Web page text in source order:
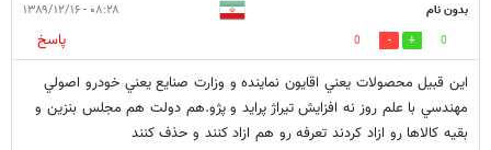
بدون نام ۰۸:۲۸ - ۱۳۸۹/۱۲/۱۶
0
0
پاسخ
اين قبيل محصولات يعني اقايون نماينده و وزارت صنايع يعني خودرو اصولي
مهندسي با علم روز نه افزايش تيراژ پرايد و پژو.هم دولت هم مجلس بنزين و
بقيه كالاها رو ازاد كردند تعرفه رو هم ازاد كنند و حذف كنند